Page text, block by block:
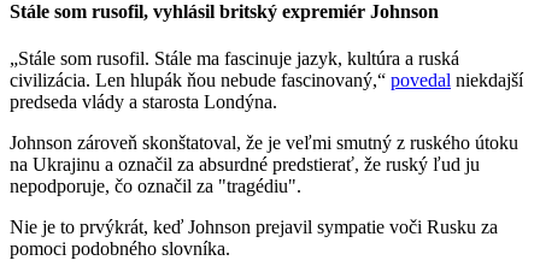
Stále som rusofil, vyhlásil britský expremiér Johnson
„Stále som rusofil. Stále ma fascinuje jazyk, kultúra a ruská
civilizácia. Len hlupák ňou nebude fascinovaný,“ povedal niekdajší
predseda vlády a starosta Londýna.
Johnson zároveň skonštatoval, že je veľmi smutný z ruského útoku
na Ukrajinu a označil za absurdné predstierať, že ruský ľud ju
nepodporuje, čo označil za "tragédiu".
Nie je to prvýkrát, keď Johnson prejavil sympatie voči Rusku za
pomoci podobného slovníka.